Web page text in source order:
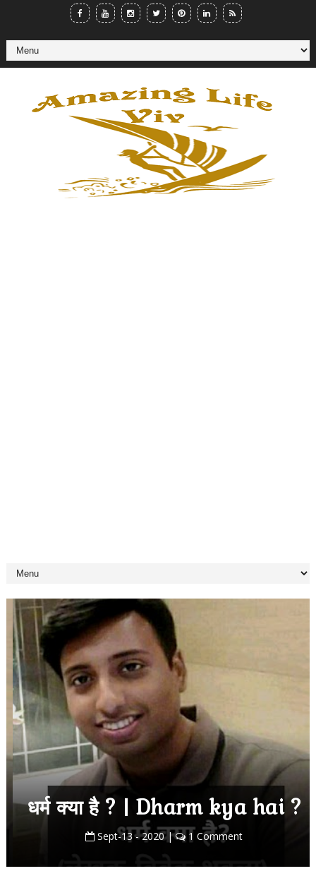
धर्म क्या है ? | Dharm kya hai ?
Sept-13 - 2020 | 1 Comment